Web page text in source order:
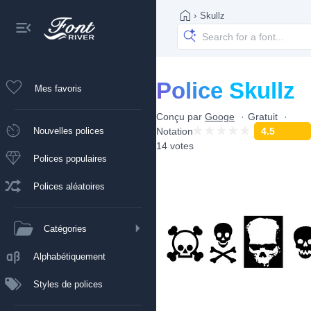
Mes favoris
Nouvelles polices
Polices populaires
Polices aléatoires
Catégories
Alphabétiquement
Styles de polices
› Skullz
Police Skullz
Conçu par Googe
Gratuit
Notation
4.5
14 votes